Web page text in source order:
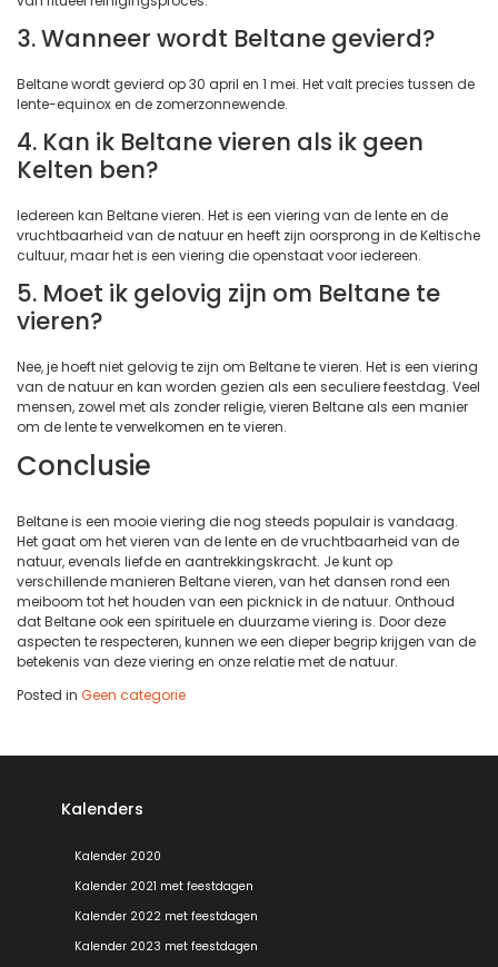
3. Wanneer wordt Beltane gevierd?
Beltane wordt gevierd op 30 april en 1 mei. Het valt precies tussen de
lente-equinox en de zomerzonnewende.
4. Kan ik Beltane vieren als ik geen
Kelten ben?
Iedereen kan Beltane vieren. Het is een viering van de lente en de
vruchtbaarheid van de natuur en heeft zijn oorsprong in de Keltische
cultuur, maar het is een viering die openstaat voor iedereen.
5. Moet ik gelovig zijn om Beltane te
vieren?
Nee, je hoeft niet gelovig te zijn om Beltane te vieren. Het is een viering
van de natuur en kan worden gezien als een seculiere feestdag. Veel
mensen, zowel met als zonder religie, vieren Beltane als een manier
om de lente te verwelkomen en te vieren.
Conclusie
Beltane is een mooie viering die nog steeds populair is vandaag.
Het gaat om het vieren van de lente en de vruchtbaarheid van de
natuur, evenals liefde en aantrekkingskracht. Je kunt op
verschillende manieren Beltane vieren, van het dansen rond een
meiboom tot het houden van een picknick in de natuur. Onthoud
dat Beltane ook een spirituele en duurzame viering is. Door deze
aspecten te respecteren, kunnen we een dieper begrip krijgen van de
betekenis van deze viering en onze relatie met de natuur.
Posted in Geen categorie
Kalenders
Kalender 2020
Kalender 2021 met feestdagen
Kalender 2022 met feestdagen
Kalender 2023 met feestdagen